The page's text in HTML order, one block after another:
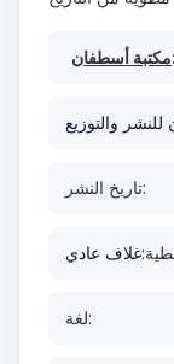
مكتبة أسطفان
للنشر والتوزيع
تاريخ النشر:
غلاف عادي
لغة: